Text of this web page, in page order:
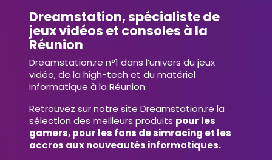
Dreamstation, spécialiste de
jeux vidéos et consoles à la
Réunion
Dreamstation.re n°1 dans l’univers du jeux
vidéo, de la high-tech et du matériel
informatique à la Réunion.
Retrouvez sur notre site Dreamstation.re la
sélection des meilleurs produits pour les
gamers, pour les fans de simracing et les
accros aux nouveautés informatiques.